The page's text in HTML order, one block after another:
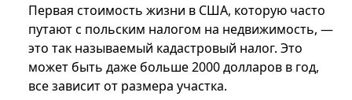
Первая стоимость жизни в США, которую часто
путают с польским налогом на недвижимость, —
это так называемый кадастровый налог. Это
может быть даже больше 2000 долларов в год,
все зависит от размера участка.